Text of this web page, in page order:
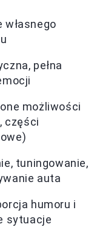
własnego
pełna
możliwości
części
tuningowanie,
auta
humoru i
sytuacje